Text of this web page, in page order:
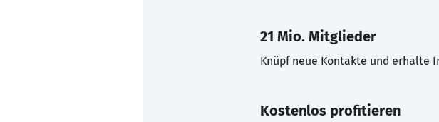
21 Mio. Mitglieder
Knüpf neue Kontakte und erhalte
Kostenlos profitieren